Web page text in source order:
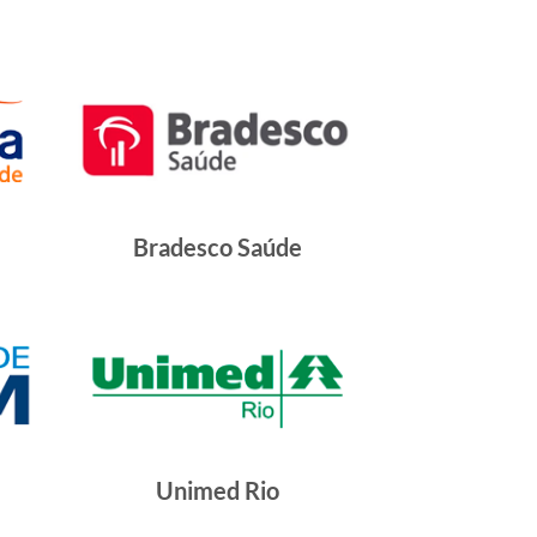
Bradesco Saúde
Unimed Rio